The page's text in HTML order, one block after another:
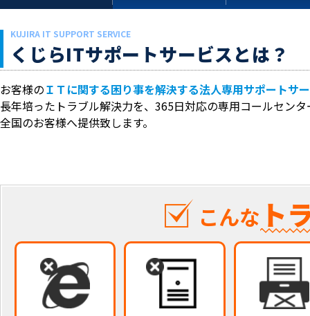
KUJIRA IT SUPPORT SERVICE
くじらITサポートサービスとは？
お客様のＩＴに関する困り事を解決する法人専用サポートサ
長年培ったトラブル解決力を、365日対応の専用コールセン
全国のお客様へ提供致します。
こんな ト